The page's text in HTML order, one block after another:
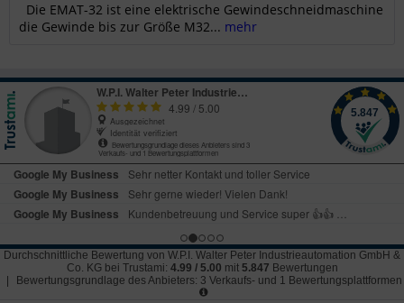
Die EMAT-32 ist eine elektrische Gewindeschneidmaschine
die Gewinde bis zur Größe M32... mehr
Durchschnittliche Bewertung von W.P.I. Walter Peter Industrieautomation GmbH &
Co. KG bei Trustami: 4.99 / 5.00 mit 5.847 Bewertungen
Bewertungsgrundlage des Anbieters: 3 Verkaufs- und 1 Bewertungsplattformen